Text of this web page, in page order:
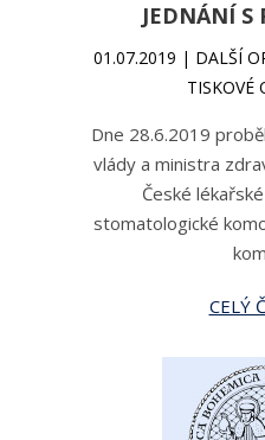
JEDNÁNÍ S
01.07.2019 | DALŠÍ
TISKOVÉ
Dne 28.6.2019
vlády a ministra
České
stomatologické
CELÝ